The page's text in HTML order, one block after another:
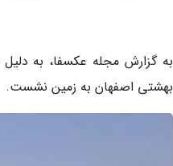
به گزارش مجله عکسفا، به
بهشتی اصفهان به زمین نشست.